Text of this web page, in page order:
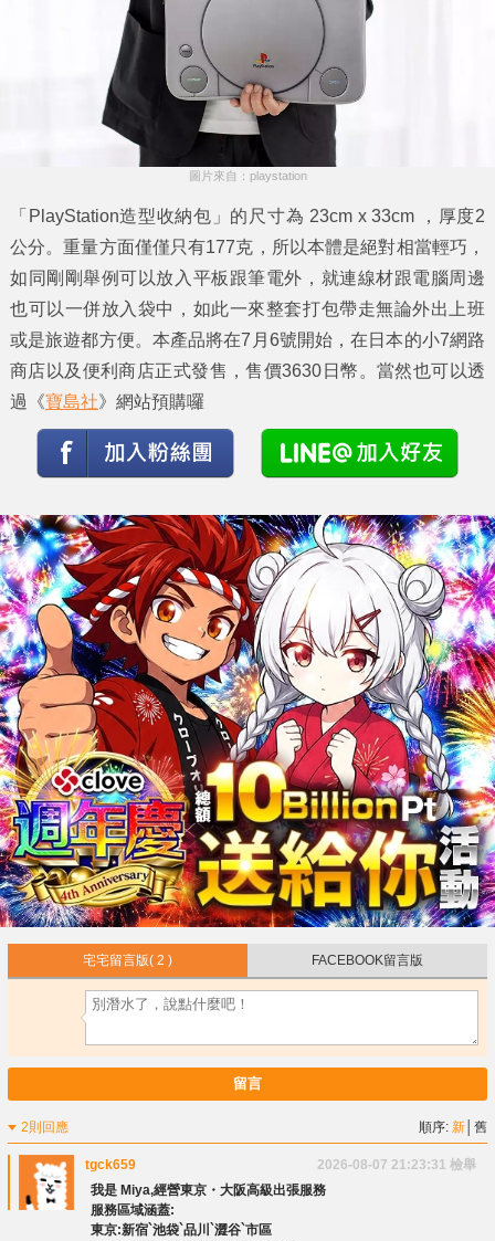
圖片來自：playstation
「PlayStation造型收納包」的尺寸為 23cm x 33cm ，厚度2
公分。重量方面僅僅只有177克，所以本體是絕對相當輕巧，
如同剛剛舉例可以放入平板跟筆電外，就連線材跟電腦周邊
也可以一併放入袋中，如此一來整套打包帶走無論外出上班
或是旅遊都方便。本產品將在7月6號開始，在日本的小7網路
商店以及便利商店正式發售，售價3630日幣。當然也可以透
過《寶島社》網站預購囉
宅宅留言版( 2 ) FACEBOOK留言版
留言
2則回應 順序:新 │舊
tgck659 2026-08-07 21:23:31 檢舉
我是 Miya,經營東京・大阪高級出張服務
服務區域涵蓋:
東京:新宿`池袋`品川`澀谷`市區